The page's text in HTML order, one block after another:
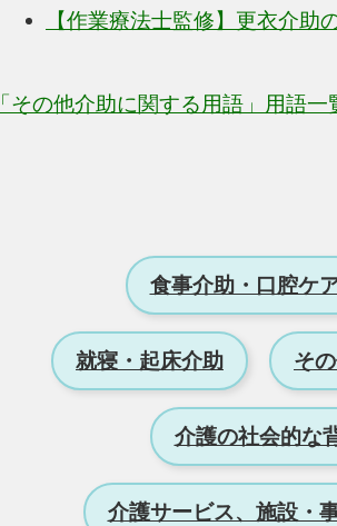
【作業療法士監修】更衣介
「その他介助に関する用語」用語一
食事介助・口腔ケ
就寝・起床介助 そ
介護の社会的な
介護サービス、施設・